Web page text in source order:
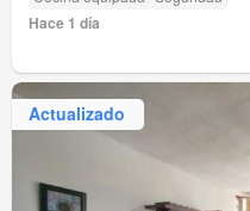
Hace 1 día
Actualizado